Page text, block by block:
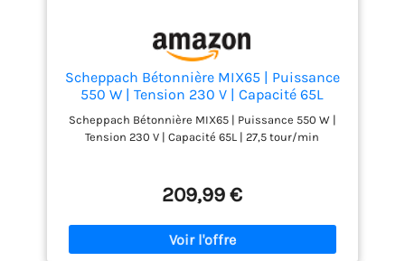
Scheppach Bétonnière MIX65 | Puissance
550 W | Tension 230 V | Capacité 65L
Scheppach Bétonnière MIX65 | Puissance 550 W |
Tension 230 V | Capacité 65L | 27,5 tour/min
209,99 €